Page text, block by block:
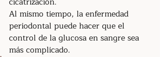
Al mismo tiempo, la enfermedad
periodontal puede hacer que el
control de la glucosa en sangre sea
más complicado.